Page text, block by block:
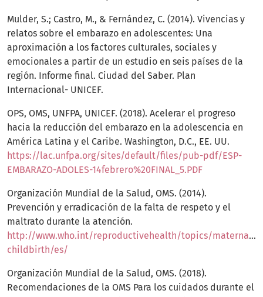
Mulder, S.; Castro, M., & Fernández, C. (2014). Vivencias y
relatos sobre el embarazo en adolescentes: Una
aproximación a los factores culturales, sociales y
emocionales a partir de un estudio en seis países de la
región. Informe final. Ciudad del Saber. Plan
Internacional- UNICEF.
OPS, OMS, UNFPA, UNICEF. (2018). Acelerar el progreso
hacia la reducción del embarazo en la adolescencia en
América Latina y el Caribe. Washington, D.C., EE. UU.
https://lac.unfpa.org/sites/default/files/pub-pdf/ESP-
EMBARAZO-ADOLES-14febrero%20FINAL_5.PDF
Organización Mundial de la Salud, OMS. (2014).
Prevención y erradicación de la falta de respeto y el
maltrato durante la atención.
http://www.who.int/reproductivehealth/topics/
childbirth/es/
Organización Mundial de la Salud, OMS. (2018).
Recomendaciones de la OMS Para los cuidados durante el